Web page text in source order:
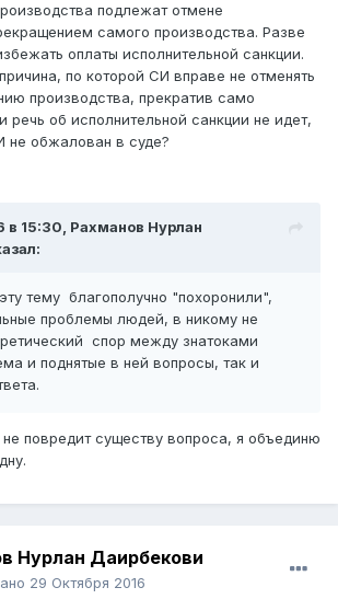
подлежат отмене
самого производства. Разве
оплаты исполнительной санкции.
по которой СИ вправе не отменять
производства, прекратив само
речь об исполнительной санкции не идет,
не обжалован в суде?
в 15:30, Рахманов Нурлан
тему благополучно "похоронили",
проблемы людей, в никому не
спор между знатоками
и поднятые в ней вопросы, так и
повредит существу вопроса, я объединю
Нурлан Даирбекови
29 Октября 2016